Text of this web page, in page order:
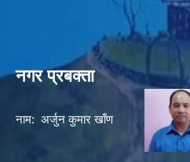
नगर प्रबक्ता
नाम: अर्जुन कुमार खाँण